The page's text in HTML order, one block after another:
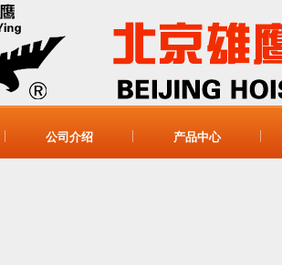
公司介绍 产品中心